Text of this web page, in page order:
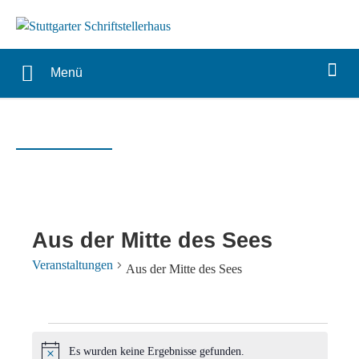
Menü
Aus der Mitte des Sees
Veranstaltungen Aus der Mitte des Sees
Veranstaltungen
Es wurden keine Ergebnisse gefunden.